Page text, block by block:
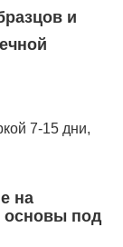
и
7-15дни,
на
основы под